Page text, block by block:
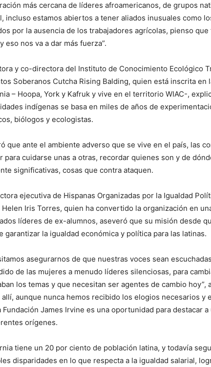
más cercana de líderes afroamericanos, de grupos
incluso estamos abiertos a tener aliados inusuales como
por la ausencia de los trabajadores agrícolas, pienso
eso nos va a dar más fuerza”.
y co-directora del Instituto de Conocimiento Ecológico
Soberanos Cutcha Rising Balding, quien está inscrita en
– Hoopa, York y Kafruk y vive en el territorio WIAC-,
indígenas se basa en miles de años de
biólogos y ecologistas.
que ante el ambiente adverso que se vive en el país, las
para cuidarse unas a otras, recordar quienes son y de
significativas, cosas que contra ataquen.
ejecutiva de Hispanas Organizadas por la Igualdad
Helen Iris Torres, quien ha convertido la organización en
líderes de ex-alumnos, aseveró que su misión desde
garantizar la igualdad económica y política para las latinas.
asegurarnos de que nuestras voces sean
de las mujeres a menudo líderes silenciosas, para
los temas y que necesitan ser agentes de cambio hoy”,
allí, aunque nunca hemos recibido los elogios necesarios y
Fundación James Irvine es una oportunidad para destacar
orígenes.
tiene un 20 por ciento de población latina, y todavía
disparidades en lo que respecta a la igualdad salarial,